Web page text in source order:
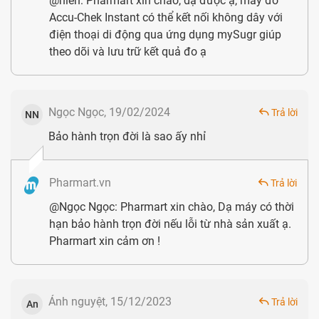
Đánh giá của khách hàng tại châu Âu về Accu Chek Instant
Đánh giá của Dược sĩ nhà thuốc Pharmart.vn
chuẩn nghiêm ngặt. Ngoài ra, máy còn đạt tiêu chuẩn theo
vậy, bạn không cần lo lắng về độ chính xác cũng như tính
bền vững của sản phẩm.
Về chức năng, Accu Chek Instant có nhiều đầy đủ các chức
cơ bản mà 1 chiếc máy đo tiểu đường cần có, bên cạnh đó,
máy tích hợp thêm chức năng tự động đánh giá kết quả
Accu-Chek Instant có thể kết nối không dây với
điện thoại di động qua ứng dụng mySugr giúp
theo dõi và lưu trữ kết quả đo ạ
NN Ngọc Ngọc, 19/02/2024 Trả lời
Bảo hành trọn đời là sao ấy nhỉ
Pharmart.vn Trả lời
@Ngọc Ngọc: Pharmart xin chào, Dạ máy có thời
hạn bảo hành trọn đời nếu lỗi từ nhà sản xuất ạ.
Pharmart xin cảm ơn !
An Ánh nguyệt, 15/12/2023 Trả lời